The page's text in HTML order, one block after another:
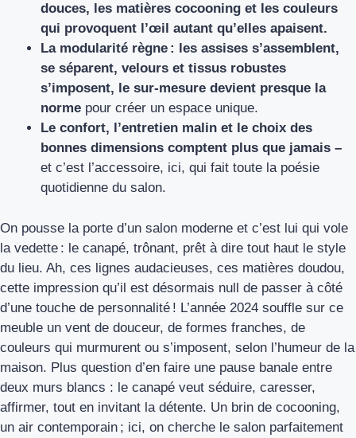
douces, les matières cocooning et les couleurs
qui provoquent l’œil autant qu’elles apaisent.
La modularité règne : les assises s’assemblent,
se séparent, velours et tissus robustes
s’imposent, le sur-mesure devient presque la
norme pour créer un espace unique.
Le confort, l’entretien malin et le choix des
bonnes dimensions comptent plus que jamais –
et c’est l’accessoire, ici, qui fait toute la poésie
quotidienne du salon.
On pousse la porte d’un salon moderne et c’est lui qui vole
la vedette : le canapé, trônant, prêt à dire tout haut le style
du lieu. Ah, ces lignes audacieuses, ces matières doudou,
cette impression qu’il est désormais null de passer à côté
d’une touche de personnalité ! L’année 2024 souffle sur ce
meuble un vent de douceur, de formes franches, de
couleurs qui murmurent ou s’imposent, selon l’humeur de la
maison. Plus question d’en faire une pause banale entre
deux murs blancs : le canapé veut séduire, caresser,
affirmer, tout en invitant la détente. Un brin de cocooning,
un air contemporain ; ici, on cherche le salon parfaitement